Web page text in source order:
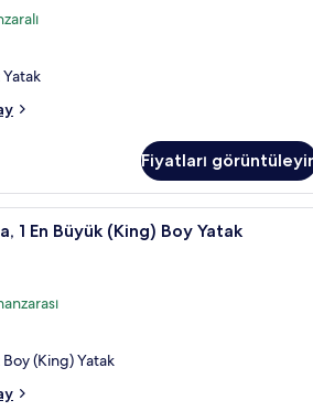
Fiyatları
Superior Oda, 1 En Büyük
1 En Büyük (King) Boy Yatak
(King) Yatak